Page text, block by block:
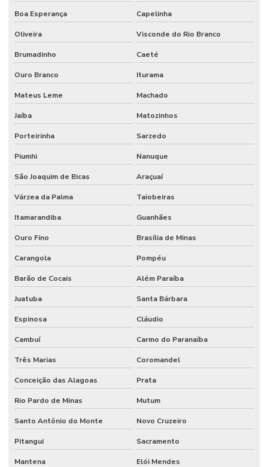
Boa Esperança Capelinha
Oliveira Visconde do Rio Branco
Brumadinho Caeté
Ouro Branco Iturama
Mateus Leme Machado
Jaíba Matozinhos
Porteirinha Sarzedo
Piumhi Nanuque
São Joaquim de Bicas Araçuaí
Várzea da Palma Taiobeiras
Itamarandiba Guanhães
Ouro Fino Brasília de Minas
Carangola Pompéu
Barão de Cocais Além Paraíba
Juatuba Santa Bárbara
Espinosa Cláudio
Cambuí Carmo do Paranaíba
Três Marias Coromandel
Conceição das Alagoas Prata
Rio Pardo de Minas Mutum
Santo Antônio do Monte Novo Cruzeiro
Pitangui Sacramento
Mantena Elói Mendes